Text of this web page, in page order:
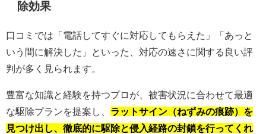
除効果
口コミでは「電話してすぐに対応してもらえた」「あっと
いう間に解決した」といった、対応の速さに関する良い評
判が多く見られます。
豊富な知識と経験を持つプロが、被害状況に合わせて最適
な駆除プランを提案し、 ラットサイン（ねずみの痕跡）を
見つけ出し、徹底的に駆除と侵入経路の封鎖を行ってくれ